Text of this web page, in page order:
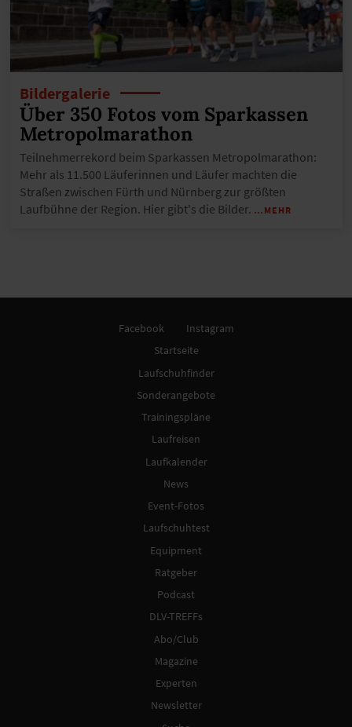
Bildergalerie
Über 350 Fotos vom Sparkassen
Metropolmarathon
Teilnehmerrekord beim Sparkassen Metropolmarathon:
Mehr als 11.500 Läuferinnen und Läufer machten die
Straßen zwischen Fürth und Nürnberg zur größten
Laufbühne der Region. Hier gibt's die Bilder. …MEHR
Facebook
Instagram
Startseite
Laufschuhfinder
Sonderangebote
Trainingspläne
Laufreisen
Laufkalender
News
Event-Fotos
Laufschuhtest
Equipment
Ratgeber
Podcast
DLV-TREFFs
Abo/Club
Magazine
Experten
Newsletter